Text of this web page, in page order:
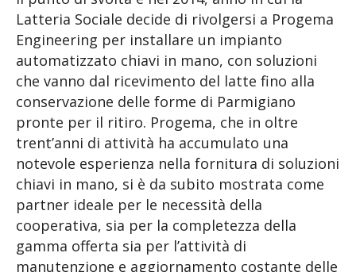
Latteria Sociale decide di rivolgersi a Progema
Engineering per installare un impianto
automatizzato chiavi in mano, con soluzioni
che vanno dal ricevimento del latte fino alla
conservazione delle forme di Parmigiano
pronte per il ritiro. Progema, che in oltre
trent’anni di attività ha accumulato una
notevole esperienza nella fornitura di soluzioni
chiavi in mano, si è da subito mostrata come
partner ideale per le necessità della
cooperativa, sia per la completezza della
gamma offerta sia per l’attività di
manutenzione e aggiornamento costante delle